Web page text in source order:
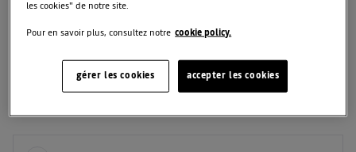
les cookies" de notre site.
Pour en savoir plus, consultez notre cookie policy.
accepter les cookies
gérer les cookies